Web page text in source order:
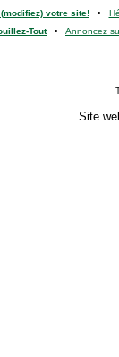
votre site!•
Tout• Annoncez
Site